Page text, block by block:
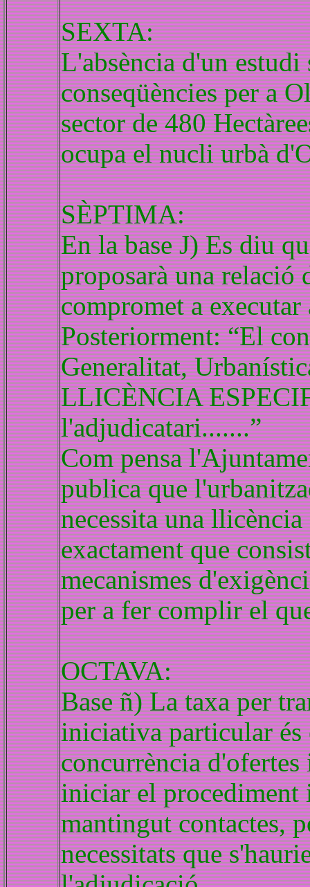
SEXTA:
L'absència d'un estudi
conseqüències per a
sector de 480
ocupa el nucli urbà
SÈPTIMA:
En la base J) Es diu
proposarà una relació
compromet a executar
Posteriorment: “El
Generalitat,
LLICÈNCIA
l'adjudicatari.......”
Com pensa
publica que
necessita una
exactament que
mecanismes
per a fer complir el
OCTAVA:
Base ñ) La taxa per
iniciativa particular és
concurrència d'ofertes
iniciar el procediment
mantingut contactes,
necessitats que